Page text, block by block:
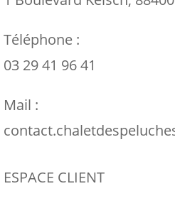
Téléphone :
03 29 41 96 41
Mail :
ESPACE CLIENT